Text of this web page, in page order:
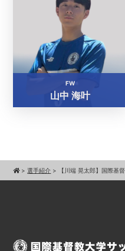
FW
山中 海叶
>選手紹介 > 【川端 晃太郎】国際基